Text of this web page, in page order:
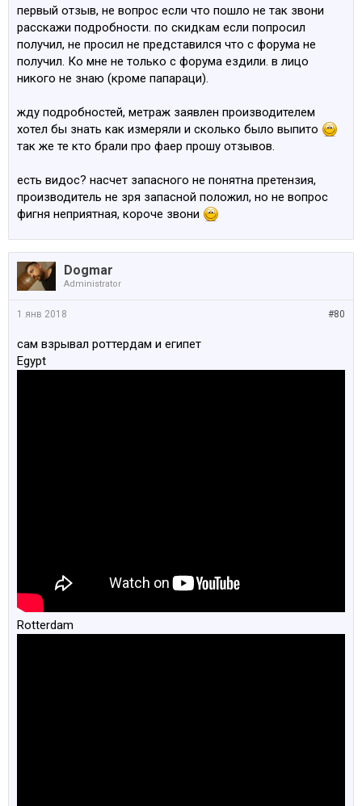
первый отзыв, не вопрос если что пошло не так звони
расскажи подробности. по скидкам если попросил
получил, не просил не представился что с форума не
получил. Ко мне не только с форума ездили. в лицо
никого не знаю (кроме папараци).
жду подробностей, метраж заявлен производителем
хотел бы знать как измеряли и сколько было выпито
так же те кто брали про фаер прошу отзывов.
есть видос? насчет запасного не понятна претензия,
производитель не зря запасной положил, но не вопрос
фигня неприятная, короче звони
Dogmar
Administrator
#80
1 янв 2018
сам взрывал роттердам и египет
Egypt
Rotterdam